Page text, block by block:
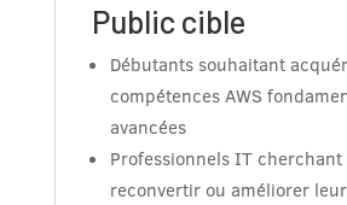
Public cible
Débutants souhaitant
compétences AWS
avancées
Professionnels IT cherchant
reconvertir ou améliorer